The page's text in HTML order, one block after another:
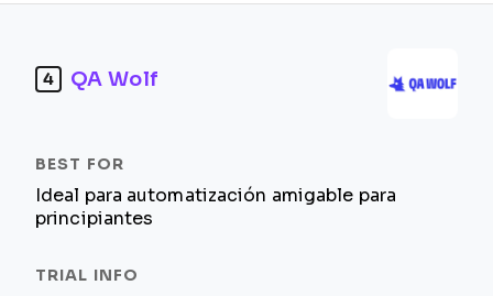
4 QA Wolf
Ideal para automatización amigable para
principiantes